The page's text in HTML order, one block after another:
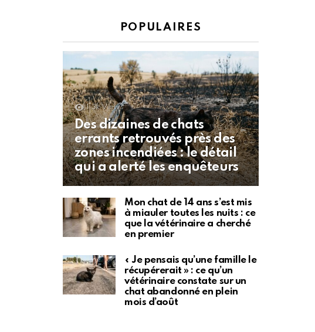
POPULAIRES
1.3k Views
Des dizaines de chats
errants retrouvés près des
zones incendiées : le détail
qui a alerté les enquêteurs
Mon chat de 14 ans s’est mis
à miauler toutes les nuits : ce
que la vétérinaire a cherché
en premier
« Je pensais qu’une famille le
récupérerait » : ce qu’un
vétérinaire constate sur un
chat abandonné en plein
mois d’août